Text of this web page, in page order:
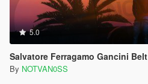
5.0
Salvatore Ferragamo Gancini Belt
By NOTVAN0SS